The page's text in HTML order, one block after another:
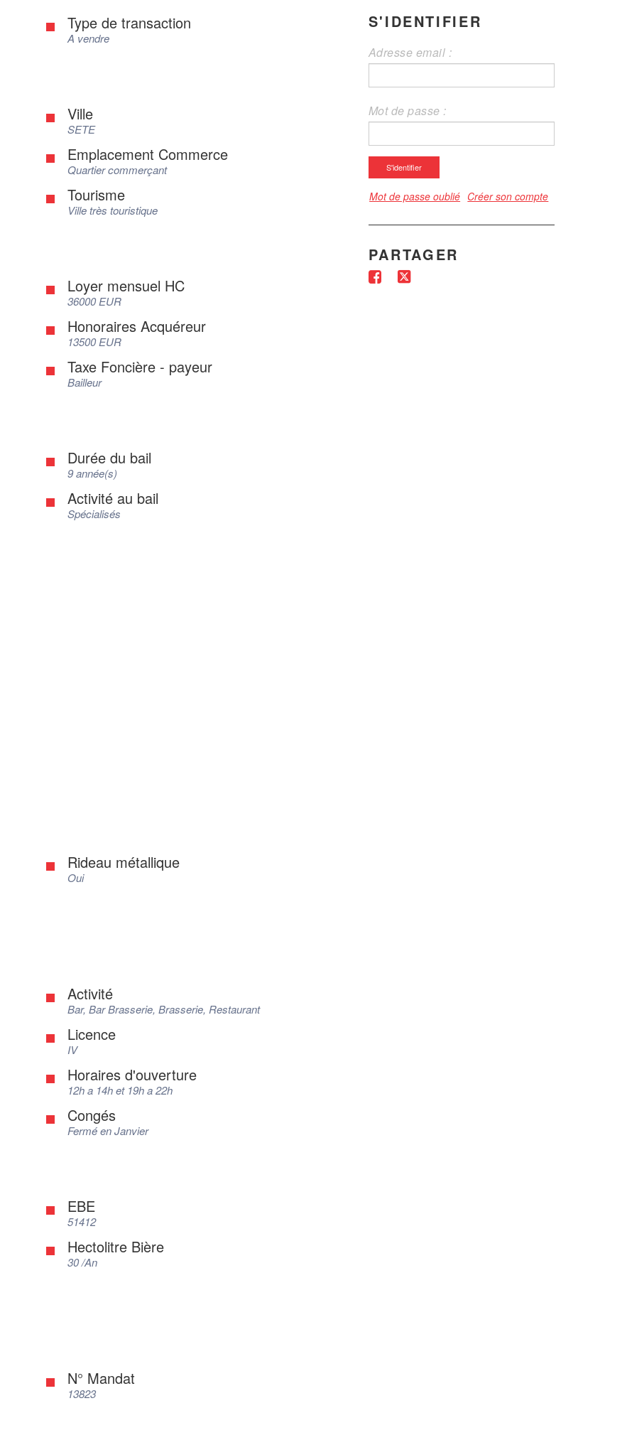
Type de transaction
A vendre
Ville
SETE
Emplacement Commerce
Quartier commerçant
Tourisme
Ville très touristique
Loyer mensuel HC
36000 EUR
Honoraires Acquéreur
13500 EUR
Taxe Foncière - payeur
Bailleur
Durée du bail
9 année(s)
Activité au bail
Spécialisés
Rideau métallique
Oui
Activité
Bar, Bar Brasserie, Brasserie, Restaurant
Licence
IV
Horaires d'ouverture
12h a 14h et 19h a 22h
Congés
Fermé en Janvier
EBE
51412
Hectolitre Bière
30 /An
N° Mandat
13823
S'IDENTIFIER
Adresse email :
Mot de passe :
S'identifier
Mot de passe oublié Créer son compte
PARTAGER